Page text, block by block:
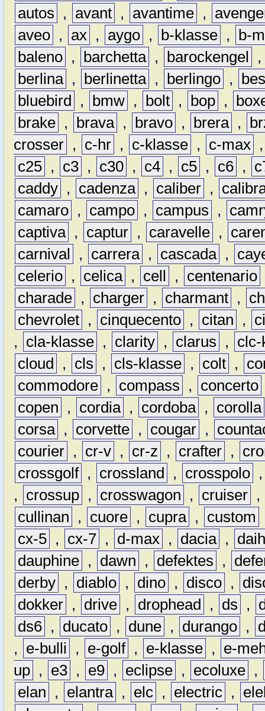
autos
, avant , avantime ,
aveo , ax , aygo , b-klasse ,
b-
baleno , barchetta , barockengel
berlina , berlinetta , berlingo ,
bluebird
, bmw , bolt , bop ,
brake , brava , bravo , brera ,
crosser , c-hr , c-klasse , c-max
c25 , c3 , c30 , c4 , c5 , c6 ,
caddy , cadenza , caliber ,
camaro , campo , campus ,
captiva , captur , caravelle ,
carnival
, carrera , cascada ,
celerio , celica , cell , centenario
charade , charger , charmant ,
chevrolet , cinquecento , citan ,
,
cla-klasse , clarity , clarus ,
clc-
cloud
, cls , cls-klasse , colt ,
commodore , compass , concerto
copen
, cordia , cordoba ,
corolla
corsa , corvette , cougar ,
courier , cr-v , cr-z , crafter ,
crossgolf , crossland , crosspolo
,
crossup , crosswagon , cruiser ,
cullinan
, cuore , cupra , custom
cx-5 , cx-7 , d-max , dacia ,
dauphine , dawn , defektes ,
derby , diablo , dino , disco ,
dokker , drive , drophead , ds ,
ds6 , ducato , dune , durango ,
,
e-bulli , e-golf , e-klasse ,
e-
up , e3 , e9 , eclipse , ecoluxe ,
elan
, elantra , elc , electric ,